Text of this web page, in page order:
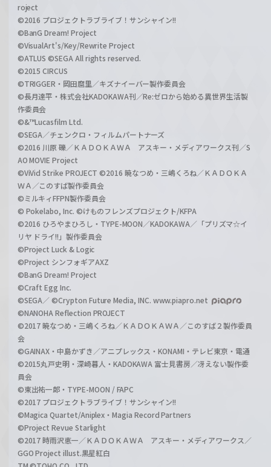
roject
©2016 プロジェクトラブライブ！サンシャイン!!
©BanG Dream! Project
©VisualArt's/Key/Rewrite Project
©ATLUS ©SEGA All rights reserved.
©2015 CIRCUS
©TRIGGER・岡田麿里／キズナイーバー製作委員会
©長月達平・株式会社KADOKAWA刊／Re:ゼロから始める異世界生活製
作委員会
©&™Lucasfilm Ltd.
©SEGA／チェンクロ・フィルムパートナーズ
©2016 川原 礫／ＫＡＤＯＫＡＷＡ アスキー・メディアワークス刊／S
AO MOVIE Project
©ViVid Strike PROJECT ©2016 暁なつめ・三嶋くろね／ＫＡＤＯＫＡ
ＷＡ／このすば製作委員会
©ミルキィFFPN製作委員会
© Pokelabo, Inc. ©けものフレンズプロジェクト/KFPA
©2016 ひろやまひろし・TYPE-MOON／KADOKAWA／「プリズマ☆イ
リヤ ドライ!!」製作委員会
©Project Luck & Logic
©Project シンフォギアAXZ
©BanG Dream! Project
©Craft Egg Inc.
©SEGA／ ©Crypton Future Media, INC. www.piapro.net
©NANOHA Reflection PROJECT
©2017 暁なつめ・三嶋くろね／ＫＡＤＯＫＡＷＡ／このすば２製作委員
会
©GAINAX・中島かずき／アニプレックス・KONAMI・テレビ東京・電通
©2015丸戸史明・深崎暮人・KADOKAWA 富士見書房／冴えない製作委
員会
©東出祐一郎・TYPE-MOON / FAPC
©2017 プロジェクトラブライブ！サンシャイン!!
©Magica Quartet/Aniplex・Magia Record Partners
©Project Revue Starlight
©2017 時雨沢恵一／ＫＡＤＯＫＡＷＡ アスキー・メディアワークス／
GGO Project illust.黒星紅白